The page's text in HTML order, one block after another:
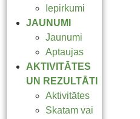
Iepirkumi
JAUNUMI
Jaunumi
Aptaujas
AKTIVITĀTES
UN REZULTĀTI
Aktivitātes
Skatam vai